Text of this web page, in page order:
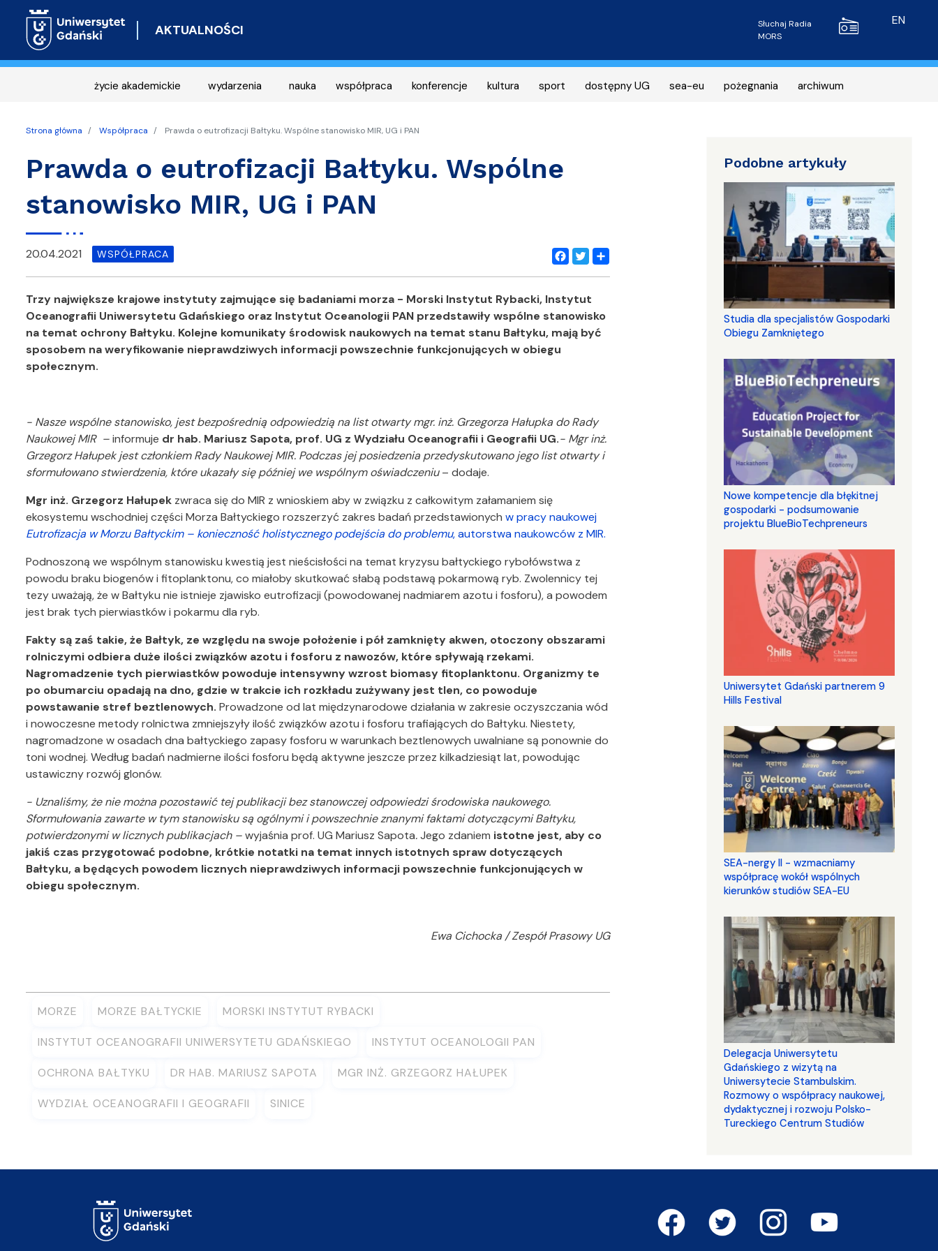
AKTUALNOŚCI Radio MORS
Słuchaj Radia
MORS
EN
życie akademickie wydarzenia nauka współpraca konferencje kultura sport dostępny UG sea-eu pożegnania archiwum
Strona główna Współpraca Prawda o eutrofizacji Bałtyku. Wspólne stanowisko MIR, UG i PAN
Prawda o eutrofizacji Bałtyku. Wspólne
stanowisko MIR, UG i PAN
Facebook
Twitter
Share
20.04.2021 WSPÓŁPRACA
Trzy największe krajowe instytuty zajmujące się badaniami morza - Morski Instytut Rybacki, Instytut
Oceanografii Uniwersytetu Gdańskiego oraz Instytut Oceanologii PAN przedstawiły wspólne stanowisko
na temat ochrony Bałtyku. Kolejne komunikaty środowisk naukowych na temat stanu Bałtyku, mają być
sposobem na weryfikowanie nieprawdziwych informacji powszechnie funkcjonujących w obiegu
społecznym.
- Nasze wspólne stanowisko, jest bezpośrednią odpowiedzią na list otwarty mgr. inż. Grzegorza Hałupka do Rady
Naukowej MIR –informuje dr hab. Mariusz Sapota, prof. UG z Wydziału Oceanografii i Geografii UG.- Mgr inż.
Grzegorz Hałupek jest członkiem Rady Naukowej MIR. Podczas jej posiedzenia przedyskutowano jego list otwarty i
sformułowano stwierdzenia, które ukazały się później we wspólnym oświadczeniu– dodaje.
Mgr inż. Grzegorz Hałupek zwraca się do MIR z wnioskiem aby w związku z całkowitym załamaniem się
ekosystemu wschodniej części Morza Bałtyckiego rozszerzyć zakres badań przedstawionych w pracy naukowej
Eutrofizacja w Morzu Bałtyckim – konieczność holistycznego podejścia do problemu, autorstwa naukowców z MIR.
Podnoszoną we wspólnym stanowisku kwestią jest nieścisłości na temat kryzysu bałtyckiego rybołówstwa z
powodu braku biogenów i fitoplanktonu, co miałoby skutkować słabą podstawą pokarmową ryb. Zwolennicy tej
tezy uważają, że w Bałtyku nie istnieje zjawisko eutrofizacji (powodowanej nadmiarem azotu i fosforu), a powodem
jest brak tych pierwiastków i pokarmu dla ryb.
Fakty są zaś takie, że Bałtyk, ze względu na swoje położenie i pół zamknięty akwen, otoczony obszarami
rolniczymi odbiera duże ilości związków azotu i fosforu z nawozów, które spływają rzekami.
Nagromadzenie tych pierwiastków powoduje intensywny wzrost biomasy fitoplanktonu. Organizmy te
po obumarciu opadają na dno, gdzie w trakcie ich rozkładu zużywany jest tlen, co powoduje
powstawanie stref beztlenowych. Prowadzone od lat międzynarodowe działania w zakresie oczyszczania wód
i nowoczesne metody rolnictwa zmniejszyły ilość związków azotu i fosforu trafiających do Bałtyku. Niestety,
nagromadzone w osadach dna bałtyckiego zapasy fosforu w warunkach beztlenowych uwalniane są ponownie do
toni wodnej. Według badań nadmierne ilości fosforu będą aktywne jeszcze przez kilkadziesiąt lat, powodując
ustawiczny rozwój glonów.
- Uznaliśmy, że nie można pozostawić tej publikacji bez stanowczej odpowiedzi środowiska naukowego.
Sformułowania zawarte w tym stanowisku są ogólnymi i powszechnie znanymi faktami dotyczącymi Bałtyku,
potwierdzonymi w licznych publikacjach –wyjaśnia prof. UG Mariusz Sapota.Jego zdaniem istotne jest, aby co
jakiś czas przygotować podobne, krótkie notatki na temat innych istotnych spraw dotyczących
Bałtyku, a będących powodem licznych nieprawdziwych informacji powszechnie funkcjonujących w
obiegu społecznym.
Ewa Cichocka / Zespół Prasowy UG
MORZE MORZE BAŁTYCKIE MORSKI INSTYTUT RYBACKI
INSTYTUT OCEANOGRAFII UNIWERSYTETU GDAŃSKIEGO INSTYTUT OCEANOLOGII PAN
OCHRONA BAŁTYKU DR HAB. MARIUSZ SAPOTA MGR INŻ. GRZEGORZ HAŁUPEK
WYDZIAŁ OCEANOGRAFII I GEOGRAFII SINICE
Podobne artykuły
Studia dla specjalistów Gospodarki
Obiegu Zamkniętego
Nowe kompetencje dla błękitnej
gospodarki - podsumowanie
projektu BlueBioTechpreneurs
Uniwersytet Gdański partnerem 9
Hills Festival
SEA-nergy II - wzmacniamy
współpracę wokół wspólnych
kierunków studiów SEA-EU
Delegacja Uniwersytetu
Gdańskiego z wizytą na
Uniwersytecie Stambulskim.
Rozmowy o współpracy naukowej,
dydaktycznej i rozwoju Polsko-
Tureckiego Centrum Studiów